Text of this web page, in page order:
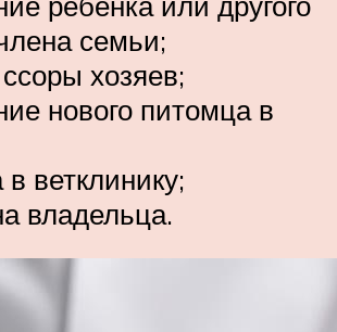
семьи;
хозяев;
нового питомца в
в ветклинику;
владельца.